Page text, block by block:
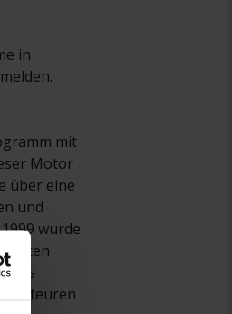
in
mit
Motor
über eine
und
wurde
des
teuren